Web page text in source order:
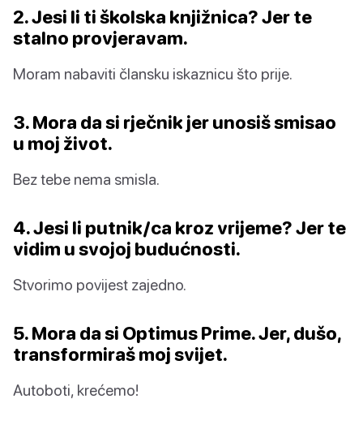
2. Jesi li ti školska knjižnica? Jer te
stalno provjeravam.
Moram nabaviti člansku iskaznicu što prije.
3. Mora da si rječnik jer unosiš smisao
u moj život.
Bez tebe nema smisla.
4. Jesi li putnik/ca kroz vrijeme? Jer te
vidim u svojoj budućnosti.
Stvorimo povijest zajedno.
5. Mora da si Optimus Prime. Jer, dušo,
transformiraš moj svijet.
Autoboti, krećemo!